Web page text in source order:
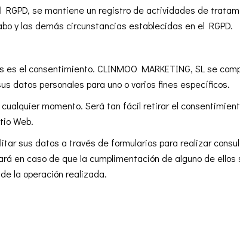
se mantiene un registro de actividades de
y las demás circunstancias establecidas en el RGPD.
el consentimiento. CLINMOO MARKETING, SL se
datos personales para uno o varios fines específicos.
momento. Será tan fácil retirar el
Web.
sus datos a través de formularios para realizar
en caso de que la cumplimentación de alguno de
la operación realizada.